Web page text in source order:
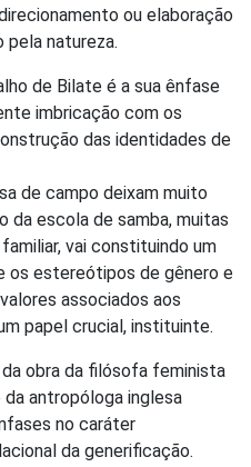
ou elaboração
pela natureza.
de Bilate é a sua ênfase
imbricação com os
das identidades de
de campo deixam muito
da escola de samba, muitas
vai constituindo um
os estereótipos de gênero e
associados aos
papel crucial, instituinte.
obra da filósofa feminista
antropóloga inglesa
no caráter
da generificação.